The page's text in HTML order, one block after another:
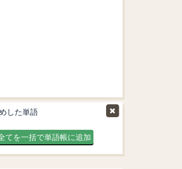
した単語
てを一括で単語帳に追加